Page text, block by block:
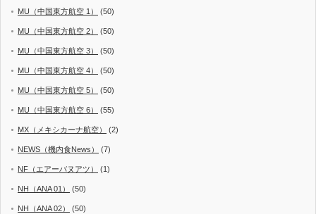
MU（中国東方航空 1） (50)
MU（中国東方航空 2） (50)
MU（中国東方航空 3） (50)
MU（中国東方航空 4） (50)
MU（中国東方航空 5） (50)
MU（中国東方航空 6） (55)
MX（メキシカーナ航空） (2)
NEWS（機内食News） (7)
NF（エアーバヌアツ） (1)
NH（ANA 01） (50)
NH（ANA 02） (50)